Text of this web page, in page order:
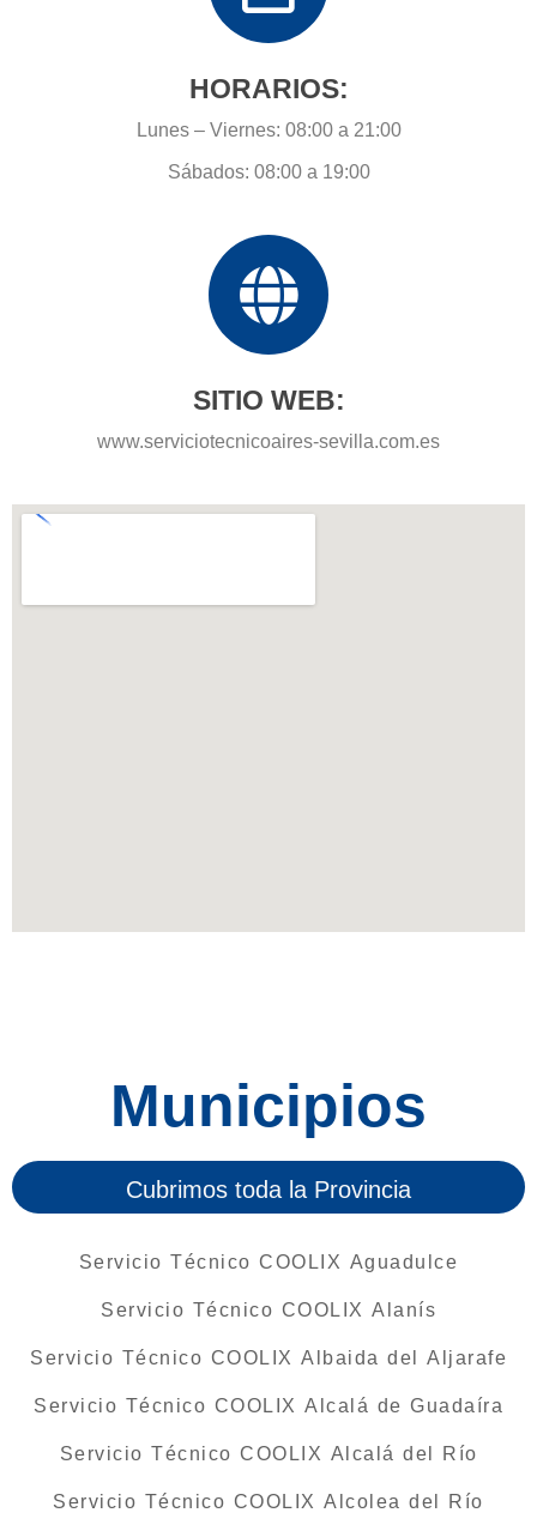
HORARIOS:
Lunes – Viernes: 08:00 a 21:00
Sábados: 08:00 a 19:00
SITIO WEB:
www.serviciotecnicoaires-sevilla.com.es
Municipios
Cubrimos toda la Provincia
Servicio Técnico COOLIX Aguadulce
Servicio Técnico COOLIX Alanís
Servicio Técnico COOLIX Albaida del Aljarafe
Servicio Técnico COOLIX Alcalá de Guadaíra
Servicio Técnico COOLIX Alcalá del Río
Servicio Técnico COOLIX Alcolea del Río